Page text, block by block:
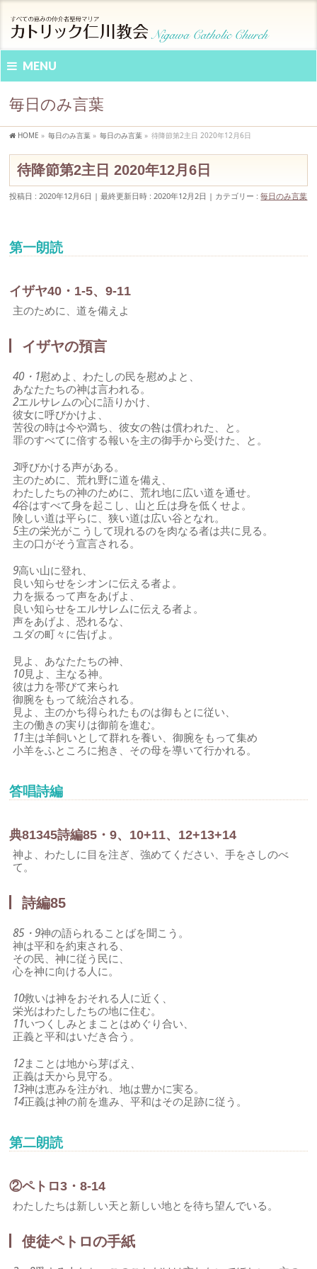
MENU
毎日のみ言葉
HOME » 毎日のみ言葉 » 毎日のみ言葉 » 待降節第2主日 2020年12月6日
待降節第2主日 2020年12月6日
投稿日 : 2020年12月6日 最終更新日時 : 2020年12月2日 カテゴリー :毎日のみ言葉
第一朗読
イザヤ40・1-5、9-11
主のために、道を備えよ
イザヤの預言
40・1慰めよ、わたしの民を慰めよと、
あなたたちの神は言われる。
2エルサレムの心に語りかけ、
彼女に呼びかけよ、
苦役の時は今や満ち、彼女の咎は償われた、と。
罪のすべてに倍する報いを主の御手から受けた、と。
3呼びかける声がある。
主のために、荒れ野に道を備え、
わたしたちの神のために、荒れ地に広い道を通せ。
4谷はすべて身を起こし、山と丘は身を低くせよ。
険しい道は平らに、狭い道は広い谷となれ。
5主の栄光がこうして現れるのを肉なる者は共に見る。
主の口がそう宣言される。
9高い山に登れ、
良い知らせをシオンに伝える者よ。
力を振るって声をあげよ、
良い知らせをエルサレムに伝える者よ。
声をあげよ、恐れるな、
ユダの町々に告げよ。
見よ、あなたたちの神、
10見よ、主なる神。
彼は力を帯びて来られ
御腕をもって統治される。
見よ、主のかち得られたものは御もとに従い、
主の働きの実りは御前を進む。
11主は羊飼いとして群れを養い、御腕をもって集め
小羊をふところに抱き、その母を導いて行かれる。
答唱詩編
典81345詩編85・9、10+11、12+13+14
神よ、わたしに目を注ぎ、強めてください、手をさしのべ
て。
詩編85
85・9神の語られることばを聞こう。
神は平和を約束される、
その民、神に従う民に、
心を神に向ける人に。
10救いは神をおそれる人に近く、
栄光はわたしたちの地に住む。
11いつくしみとまことはめぐり合い、
正義と平和はいだき合う。
12まことは地から芽ばえ、
正義は天から見守る。
13神は恵みを注がれ、地は豊かに実る。
14正義は神の前を進み、平和はその足跡に従う。
第二朗読
②ペトロ3・8-14
わたしたちは新しい天と新しい地とを待ち望んでいる。
使徒ペトロの手紙